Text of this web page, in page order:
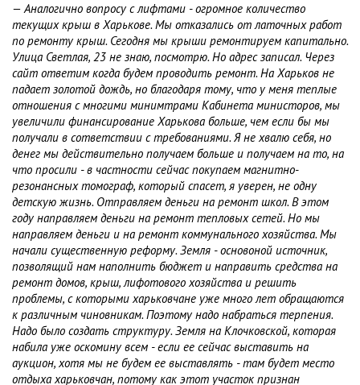
— Аналогично вопросу с лифтами - огромное количество
текущих крыш в Харькове. Мы отказались от латочных работ
по ремонту крыш. Сегодня мы крыши ремонтируем капитально.
Улица Светлая, 23 не знаю, посмотрю. Но адрес записал. Через
сайт ответим когда будем проводить ремонт. На Харьков не
падает золотой дождь, но благодаря тому, что у меня теплые
отношения с многими минимтрами Кабинета министоров, мы
увеличили финансирование Харькова больше, чем если бы мы
получали в сответствии с требованиями. Я не хвалю себя, но
денег мы действительно получаем больше и получаем на то, на
что просили - в частности сейчас покупаем магнитно-
резонансных томограф, который спасет, я уверен, не одну
детскую жизнь. Отправляем деньги на ремонт школ. В этом
году направляем деньги на ремонт тепловых сетей. Но мы
направляем деньги и на ремонт коммунального хозяйства. Мы
начали существенную реформу. Земля - основоной источник,
позволящий нам наполнить бюджет и направить средства на
ремонт домов, крыш, лифотового хозяйства и решить
проблемы, с которыми харьковчане уже много лет обращаются
к различным чиновникам. Поэтому надо набраться терпения.
Надо было создать структуру. Земля на Клочковской, которая
набила уже оскомину всем - если ее сейчас выставить на
аукцион, хотя мы не будем ее выставлять - там будет место
отдыха харьковчан, потому как этот участок признан